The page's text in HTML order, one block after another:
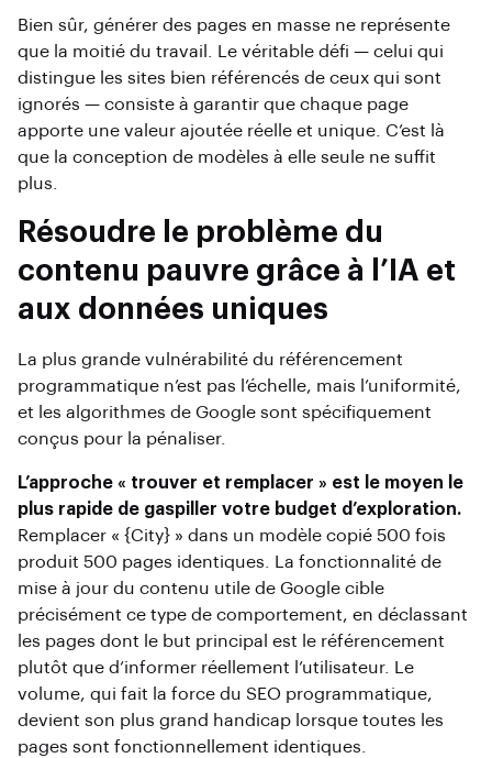
Bien sûr, générer des pages en masse ne représente
que la moitié du travail. Le véritable défi — celui qui
distingue les sites bien référencés de ceux qui sont
ignorés — consiste à garantir que chaque page
apporte une valeur ajoutée réelle et unique. C’est là
que la conception de modèles à elle seule ne suffit
plus.
Résoudre le problème du
contenu pauvre grâce à l’IA et
aux données uniques
La plus grande vulnérabilité du référencement
programmatique n’est pas l’échelle, mais l’uniformité,
et les algorithmes de Google sont spécifiquement
conçus pour la pénaliser.
L’approche « trouver et remplacer » est le moyen le
plus rapide de gaspiller votre budget d’exploration.
Remplacer « {City} » dans un modèle copié 500 fois
produit 500 pages identiques. La fonctionnalité de
mise à jour du contenu utile de Google cible
précisément ce type de comportement, en déclassant
les pages dont le but principal est le référencement
plutôt que d’informer réellement l’utilisateur. Le
volume, qui fait la force du SEO programmatique,
devient son plus grand handicap lorsque toutes les
pages sont fonctionnellement identiques.